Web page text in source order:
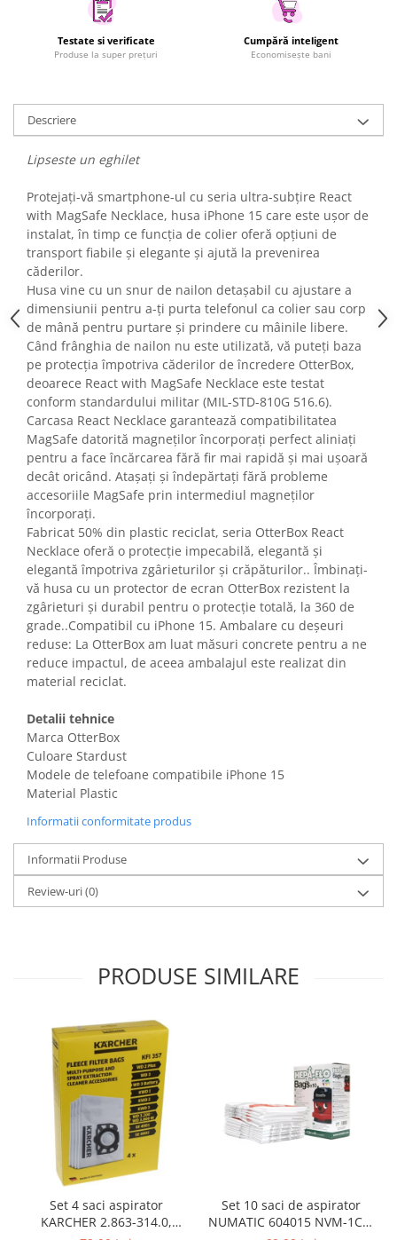
Climatizare & sisteme de incalzire
Electrocasnice pentru Bucatarie
Fiare de calcat si masini de cusut
Purificatoare de aer
Fashion
Bijuterii
Ceasuri dama
Cutii, curele si accesorii ceasuri
Genti si accesorii barbati
Genti si accesorii femei
Imbracaminte barbati
Imbracaminte femei
Imbracaminte si Incaltaminte copii
Incaltaminte barbati
Incaltaminte femei
Ochelari de soare
Ochelari de vedere
Gaming, Carti & Birotica
Birotica & Papetarie
Console, Jocuri & Accesorii
Ingrijire personala & Cosmetice
Accesorii aparate de ras electrice
Accesorii aparate hair styling
Aparate & Accesorii ingrijire
personala
Aparate cosmetice
Articole Sanatate si Wellness
Consumabile sanitare
Cosmetice si produse ingrijire
personala
Igiena dentara
Jucarii, Copii & Bebe
Hrana bebelusi
Igiena si ingrijire
Jucarii si Jocuri
Maternitate
Igiena animale de companie
Mobila si transport animale de
companie
Zgarzi, lese si hamuri
PC, Periferice & Software
Componente PC
Desktop PC & Monitoare
Imprimante, Scanere &
Periferice PC
Testate si verificate
Produse la super prețuri
Cumpără inteligent
Economisește bani
Descriere
Lipseste un eghilet
Protejați-vă smartphone-ul cu seria ultra-subțire React
with MagSafe Necklace, husa iPhone 15 care este ușor de
instalat, în timp ce funcția de colier oferă opțiuni de
transport fiabile și elegante și ajută la prevenirea
căderilor.
Husa vine cu un snur de nailon detașabil cu ajustare a
dimensiunii pentru a-ți purta telefonul ca colier sau corp
de mână pentru purtare și prindere cu mâinile libere.
Când frânghia de nailon nu este utilizată, vă puteți baza
pe protecția împotriva căderilor de încredere OtterBox,
deoarece React with MagSafe Necklace este testat
conform standardului militar (MIL-STD-810G 516.6).
Carcasa React Necklace garantează compatibilitatea
MagSafe datorită magneților încorporați perfect aliniați
pentru a face încărcarea fără fir mai rapidă și mai ușoară
decât oricând. Atașați și îndepărtați fără probleme
accesoriile MagSafe prin intermediul magneților
încorporați.
Fabricat 50% din plastic reciclat, seria OtterBox React
Necklace oferă o protecție impecabilă, elegantă și
elegantă împotriva zgârieturilor și crăpăturilor.. Îmbinați-
vă husa cu un protector de ecran OtterBox rezistent la
zgârieturi și durabil pentru o protecție totală, la 360 de
grade..Compatibil cu iPhone 15. Ambalare cu deșeuri
reduse: La OtterBox am luat măsuri concrete pentru a ne
reduce impactul, de aceea ambalajul este realizat din
material reciclat.
Detalii tehnice
Marca OtterBox
Culoare Stardust
Modele de telefoane compatibile iPhone 15
Material Plastic
Informatii conformitate produs
Informatii Produse
Review-uri(0)
PRODUSE SIMILARE
Set 4 saci aspirator
KARCHER 2.863-314.0,
Set 10 saci de aspirator
NUMATIC 604015 NVM-1CH,